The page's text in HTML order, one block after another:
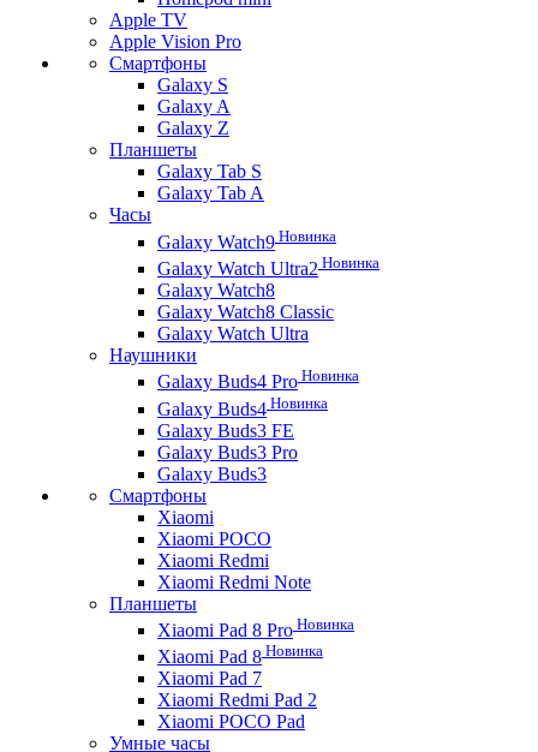
Apple TV
Apple Vision Pro
Смартфоны
Galaxy S
Galaxy A
Galaxy Z
Планшеты
Galaxy Tab S
Galaxy Tab A
Часы
Galaxy Watch9 Новинка
Galaxy Watch Ultra2 Новинка
Galaxy Watch8
Galaxy Watch8 Classic
Galaxy Watch Ultra
Наушники
Galaxy Buds4 Pro Новинка
Galaxy Buds4 Новинка
Galaxy Buds3 FE
Galaxy Buds3 Pro
Galaxy Buds3
Смартфоны
Xiaomi
Xiaomi POCO
Xiaomi Redmi
Xiaomi Redmi Note
Планшеты
Xiaomi Pad 8 Pro Новинка
Xiaomi Pad 8 Новинка
Xiaomi Pad 7
Xiaomi Redmi Pad 2
Xiaomi POCO Pad
Умные часы